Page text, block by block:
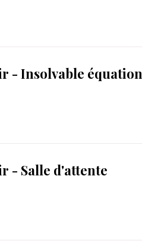
- Insolvable équation
- Salle d'attente